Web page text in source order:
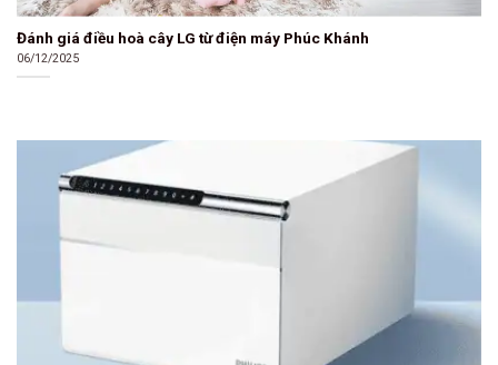
Đánh giá điều hoà cây LG từ điện máy Phúc Khánh
06/12/2025